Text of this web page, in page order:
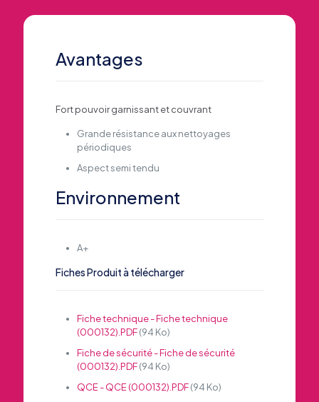
Avantages
Fort pouvoir garnissant et couvrant
Grande résistance aux nettoyages
périodiques
Aspect semi tendu
Environnement
A+
Fiches Produit à télécharger
Fiche technique - Fiche technique
(000132).PDF(94 Ko)
Fiche de sécurité - Fiche de sécurité
(000132).PDF(94 Ko)
QCE - QCE (000132).PDF(94 Ko)